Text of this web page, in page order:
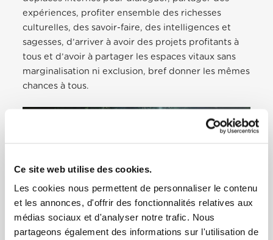
Ce site web utilise des cookies.
Les cookies nous permettent de personnaliser le contenu
et les annonces, d'offrir des fonctionnalités relatives aux
médias sociaux et d'analyser notre trafic. Nous
partageons également des informations sur l'utilisation de
expériences, profiter ensemble des richesses
culturelles, des savoir-faire, des intelligences et
sagesses, d’arriver à avoir des projets profitants à
tous et d’avoir à partager les espaces vitaux sans
marginalisation ni exclusion, bref donner les mêmes
chances à tous.